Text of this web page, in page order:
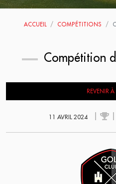
ACCUEIL COMPÉTITIONS
Compétition
REVENIR À
11 AVRIL 2024